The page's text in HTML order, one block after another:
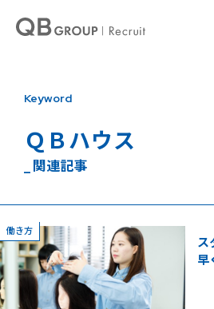
Keyword
ＱＢハウス
_ 関連記事
働き方
ス
早